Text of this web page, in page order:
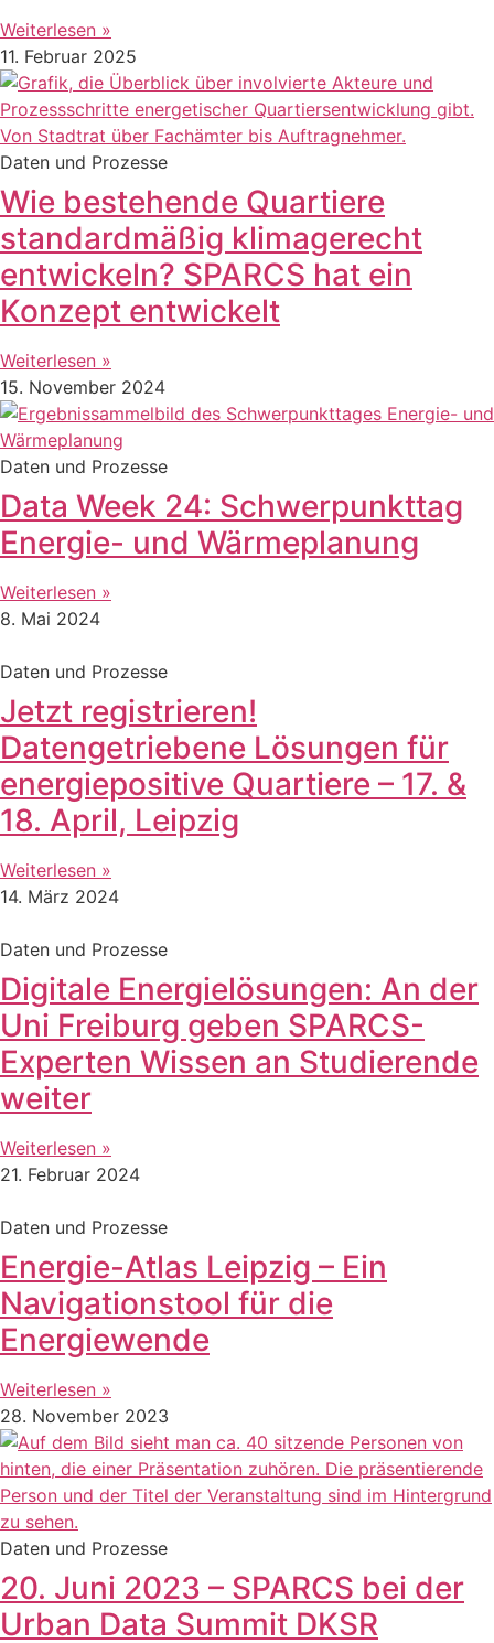
Weiterlesen »
11. Februar 2025
Daten und Prozesse
Wie bestehende Quartiere
standardmäßig klimagerecht
entwickeln? SPARCS hat ein
Konzept entwickelt
Weiterlesen »
15. November 2024
Daten und Prozesse
Data Week 24: Schwerpunkttag
Energie- und Wärmeplanung
Weiterlesen »
8. Mai 2024
Daten und Prozesse
Jetzt registrieren!
Datengetriebene Lösungen für
energiepositive Quartiere – 17. &
18. April, Leipzig
Weiterlesen »
14. März 2024
Daten und Prozesse
Digitale Energielösungen: An der
Uni Freiburg geben SPARCS-
Experten Wissen an Studierende
weiter
Weiterlesen »
21. Februar 2024
Daten und Prozesse
Energie-Atlas Leipzig – Ein
Navigationstool für die
Energiewende
Weiterlesen »
28. November 2023
Daten und Prozesse
20. Juni 2023 – SPARCS bei der
Urban Data Summit DKSR